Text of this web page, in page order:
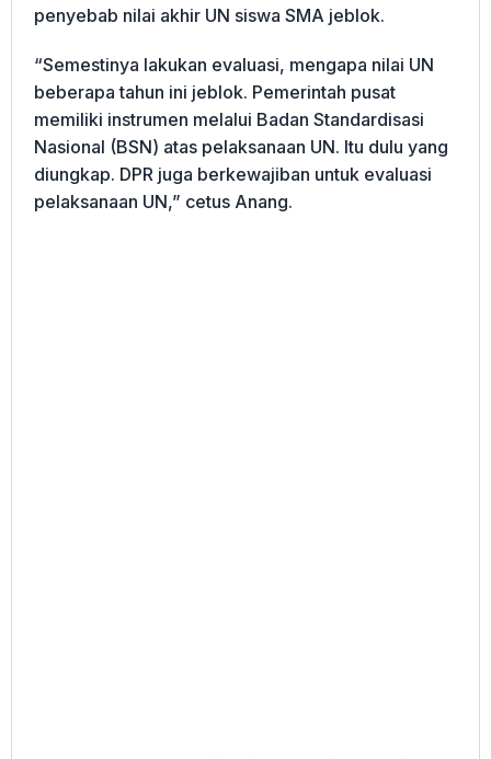
penyebab nilai akhir UN siswa SMA jeblok.
“Semestinya lakukan evaluasi, mengapa nilai UN
beberapa tahun ini jeblok. Pemerintah pusat
memiliki instrumen melalui Badan Standardisasi
Nasional (BSN) atas pelaksanaan UN. Itu dulu yang
diungkap. DPR juga berkewajiban untuk evaluasi
pelaksanaan UN,” cetus Anang.